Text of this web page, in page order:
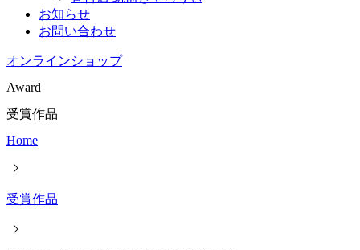
お知らせ
お問い合わせ
オンラインショップ
Award
受賞作品
Home
受賞作品